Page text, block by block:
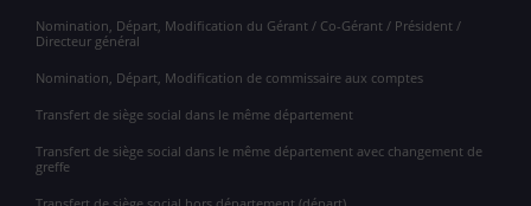
Nomination, Départ, Modification du Gérant / Co-Gérant / Président /
Directeur général
Nomination, Départ, Modification de commissaire aux comptes
Transfert de siège social dans le même département
Transfert de siège social dans le même département avec changement de
greffe